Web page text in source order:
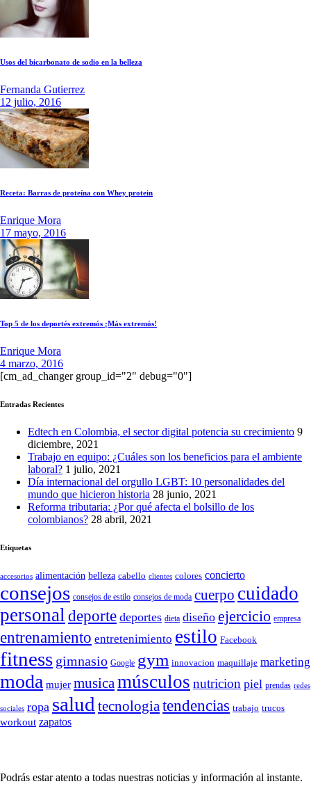
Usos del bicarbonato de sodio en la belleza
Fernanda Gutierrez
12 julio, 2016
Receta: Barras de proteína con Whey protein
Enrique Mora
17 mayo, 2016
Top 5 de los deportés extremós ¡Más extremós!
Enrique Mora
4 marzo, 2016
[cm_ad_changer group_id="2" debug="0"]
Entradas Recientes
Edtech en Colombia, el sector digital potencia su crecimiento 9
diciembre, 2021
Trabajo en equipo: ¿Cuáles son los beneficios para el ambiente
laboral? 1 julio, 2021
Día internacional del orgullo LGBT: 10 personalidades del
mundo que hicieron historia 28 junio, 2021
Reforma tributaria: ¿Por qué afecta el bolsillo de los
colombianos? 28 abril, 2021
Etiquetas
accesorios alimentación belleza cabello clientes colores concierto
consejos consejos de estilo consejos de moda cuerpo cuidado
personal deporte deportes dieta diseño ejercicio empresa
entrenamiento entretenimiento estilo Facebook
fitness gimnasio Google gym innovacion maquillaje marketing
moda mujer musica músculos nutricion piel prendas redes
sociales ropa salud tecnologia tendencias trabajo trucos
workout zapatos
Podrás estar atento a todas nuestras noticias y información al instante.